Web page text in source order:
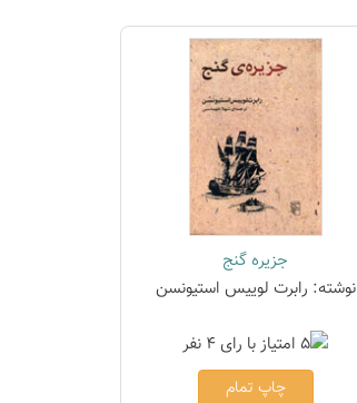
جزیره گنج
نوشته: رابرت لوییس استیونسن
چاپ تمام